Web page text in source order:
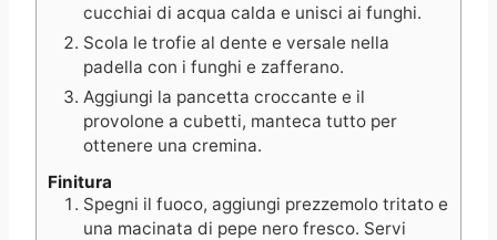
cucchiai di acqua calda e unisci ai funghi.
Scola le trofie al dente e versale nella
padella con i funghi e zafferano.
Aggiungi la pancetta croccante e il
provolone a cubetti, manteca tutto per
ottenere una cremina.
Finitura
Spegni il fuoco, aggiungi prezzemolo tritato e
una macinata di pepe nero fresco. Servi